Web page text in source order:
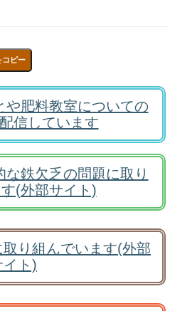
コピー
や肥料教室についての
信しています
鉄欠乏の問題に取り
(外部サイト)
り組んでいます(外部
イト)